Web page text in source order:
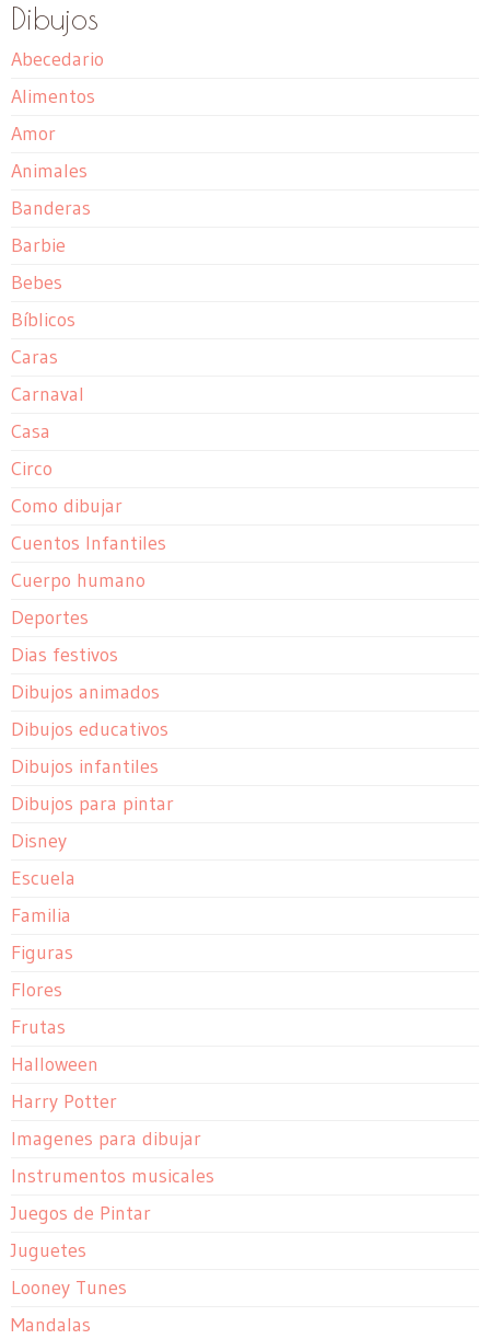
Dibujos
Abecedario
Alimentos
Amor
Animales
Banderas
Barbie
Bebes
Bíblicos
Caras
Carnaval
Casa
Circo
Como dibujar
Cuentos Infantiles
Cuerpo humano
Deportes
Dias festivos
Dibujos animados
Dibujos educativos
Dibujos infantiles
Dibujos para pintar
Disney
Escuela
Familia
Figuras
Flores
Frutas
Halloween
Harry Potter
Imagenes para dibujar
Instrumentos musicales
Juegos de Pintar
Juguetes
Looney Tunes
Mandalas